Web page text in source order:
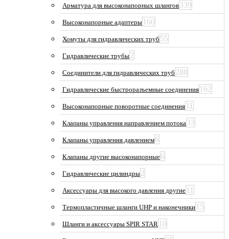
Арматура для высоконапорных шлангов339
Высоконапорные адаптеры 160
Хомуты для гидравлических труб 55
Гидравлические трубы2
Соединители для гидравлических труб 288
Гидравлические быстроразъемные соединения 162
Высоконапорные поворотные соединения 11
Клапаны управления направлением потока33
Клапаны управления давлением6
Клапаны другие высоконапорные6
Гидравлические цилиндры2
Аксессуары для высокого давления другие 11
Термопластичные шланги UHP и наконечники 15
Шланги и аксессуары SPIR STAR 10